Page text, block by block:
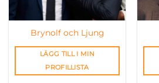
Brynolf och Ljung
LÄGG TILL I MIN
PROFILLISTA